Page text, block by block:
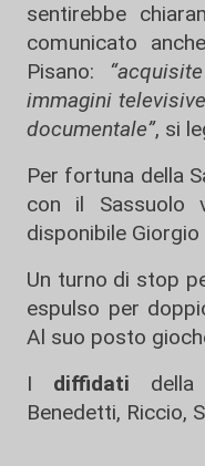
sentirebbe
comunicato
Pisano:
immagini
documentale”, si
Per fortuna della
con il Sassuolo
disponibile Giorgio
Un turno di stop
espulso per
Al suo posto
I diffidati
Benedetti, Riccio,